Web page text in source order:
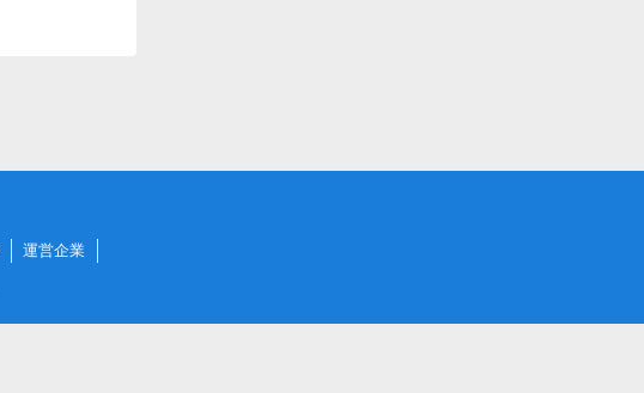
運営企業